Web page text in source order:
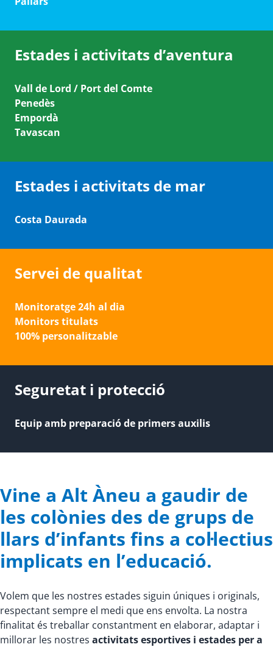
Estades i activitats d’aventura
Vall de Lord / Port del Comte
Penedès
Empordà
Tavascan
Estades i activitats de mar
Costa Daurada
Servei de qualitat
Monitoratge 24h al dia
Monitors titulats
100% personalitzable
Seguretat i protecció
Equip amb preparació de primers auxilis
Vine a Alt Àneu a gaudir de
les colònies des de grups de
llars d’infants fins a col·lectius
implicats en l’educació.
Volem que les nostres estades siguin úniques i originals,
respectant sempre el medi que ens envolta. La nostra
finalitat és treballar constantment en elaborar, adaptar i
millorar les nostres activitats esportives i estades per a